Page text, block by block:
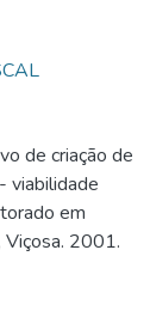
de criação de
viabilidade
em
Viçosa. 2001.